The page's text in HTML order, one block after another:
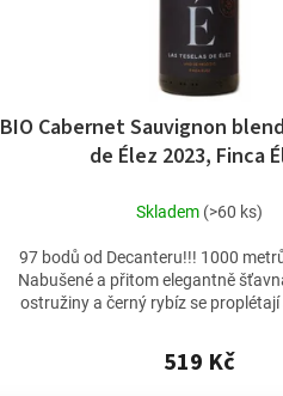
BIO Cabernet Sauvignon
de Élez 2023, Finca
Skladem (>60 ks)
519 Kč
97 bodů od Decanteru!!! 1000
Nabušené a přitom elegantně
ostružiny a černý rybíz se